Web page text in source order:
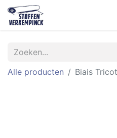
Alle producten Biais